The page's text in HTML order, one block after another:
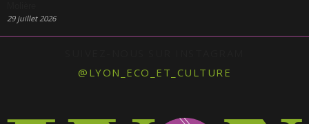
29 juillet 2026
@LYON_ECO_ET_CULTURE